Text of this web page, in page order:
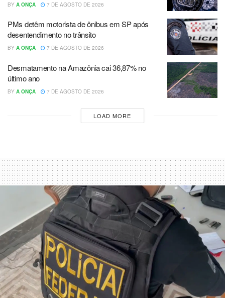
BY A ONÇA 7 DE AGOSTO DE 2026
PMs detêm motorista de ônibus em SP após
desentendimento no trânsito
BY A ONÇA 7 DE AGOSTO DE 2026
Desmatamento na Amazônia cai 36,87% no
último ano
BY A ONÇA 7 DE AGOSTO DE 2026
LOAD MORE